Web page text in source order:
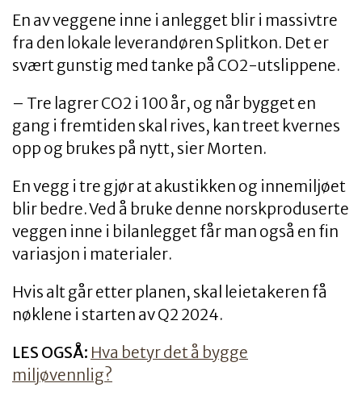
En av veggene inne i anlegget blir i massivtre
fra den lokale leverandøren Splitkon. Det er
svært gunstig med tanke på CO2-utslippene.
– Tre lagrer CO2 i 100 år, og når bygget en
gang i fremtiden skal rives, kan treet kvernes
opp og brukes på nytt, sier Morten.
En vegg i tre gjør at akustikken og innemiljøet
blir bedre. Ved å bruke denne norskproduserte
veggen inne i bilanlegget får man også en fin
variasjon i materialer.
Hvis alt går etter planen, skal leietakeren få
nøklene i starten av Q2 2024.
LES OGSÅ: Hva betyr det å bygge
miljøvennlig?